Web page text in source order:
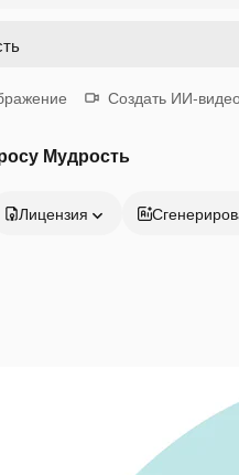
Создать ИИ-
Мудрость
Лицензия